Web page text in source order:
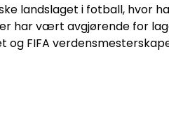
landslaget i fotball, hvor
har vært avgjørende for
og FIFA